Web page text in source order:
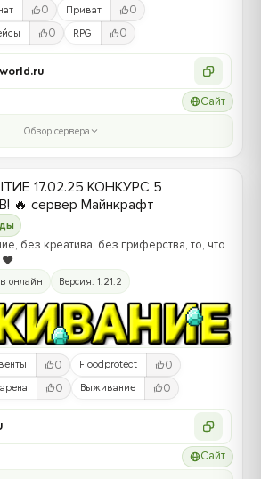
0 Приват 0
0 RPG 0
Сайт
Обзор сервера
17.02.25 КОНКУРС 5
🔥 сервер Майнкрафт
без креатива, без гриферства, то, что
❤️
онлайн Версия: 1.21.2
0 Floodprotect 0
0 Выживание 0
Сайт